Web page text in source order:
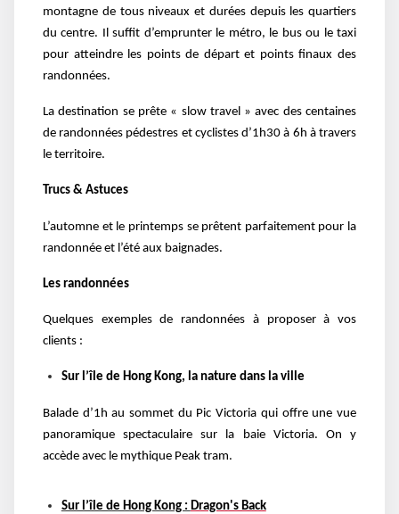
montagne de tous niveaux et durées depuis les quartiers
du centre. Il suffit d’emprunter le métro, le bus ou le taxi
pour atteindre les points de départ et points finaux des
randonnées.
La destination se prête « slow travel » avec des centaines
de randonnées pédestres et cyclistes d’1h30 à 6h à travers
le territoire.
Trucs & Astuces
L’automne et le printemps se prêtent parfaitement pour la
randonnée et l’été aux baignades.
Les randonnées
Quelques exemples de randonnées à proposer à vos
clients :
Sur l’île de Hong Kong, la nature dans la ville
Balade d’1h au sommet du Pic Victoria qui offre une vue
panoramique spectaculaire sur la baie Victoria. On y
accède avec le mythique Peak tram.
Sur l’île de Hong Kong : Dragon's Back